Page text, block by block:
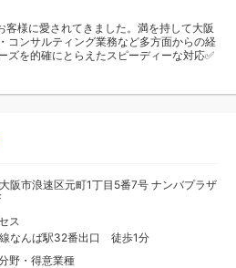
様に愛されてきました。満を持して大阪
コンサルティング業務など多方面からの経
ズを的確にとらえたスピーディーな対応✅
阪市浪速区元町1丁目5番7号 ナンバプラザ
ス
なんば駅32番出口 徒歩1分
野・得意業種